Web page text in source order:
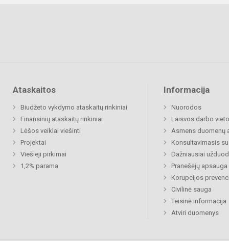
Ataskaitos
Biudžeto vykdymo ataskaitų rinkiniai
Finansinių ataskaitų rinkiniai
Lėšos veiklai viešinti
Projektai
Viešieji pirkimai
1,2% parama
Informacija
Nuorodos
Laisvos darbo
Asmens duomenų
Konsultavimasis
Dažniausiai
Pranešėjų apsauga
Korupcijos
Civilinė sauga
Teisinė informacija
Atviri duomenys